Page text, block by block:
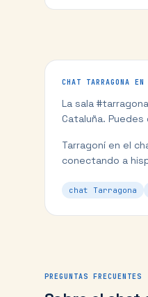
CHAT TARRAGONA EN
La sala #tarragona
Cataluña.
Tarragoní en el
conectando a
chat Tarragona
PREGUNTAS FRECUENTES